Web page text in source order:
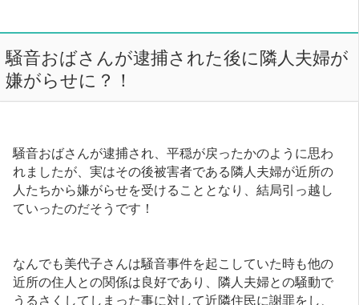
騒音おばさんが逮捕された後に隣人夫婦が
嫌がらせに？！
騒音おばさんが逮捕され、平穏が戻ったかのように思わ
れましたが、実はその後被害者である隣人夫婦が近所の
人たちから嫌がらせを受けることとなり、結局引っ越し
ていったのだそうです！
なんでも美代子さんは騒音事件を起こしていた時も他の
近所の住人との関係は良好であり、隣人夫婦との騒動で
うるさくしてしまった事に対して近隣住民に謝罪をし、